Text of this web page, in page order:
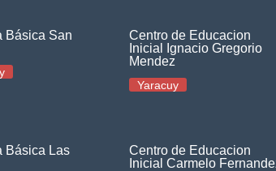
Básica San
Centro de Educacion
Inicial Ignacio Gregorio
Mendez
Yaracuy
Básica Las
Centro de Educacion
Inicial Carmelo